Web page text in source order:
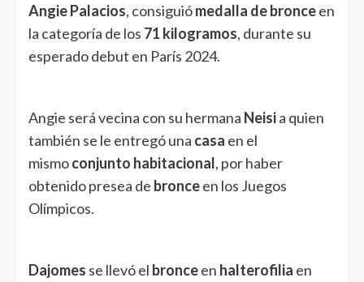
Angie Palacios, consiguiómedalla de bronceen
la categoría de los 71 kilogramos, durante su
esperado debut en París 2024.
Angie será vecina con su hermana Neisia quien
también se le entregó una casa en el
mismoconjunto habitacional, por haber
obtenido presea de bronceen los Juegos
Olímpicos.
Dajomes se llevó el bronceen halterofilia en